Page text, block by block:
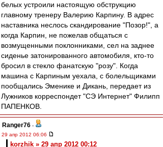
белых устроили настоящую обструкцию
главному тренеру Валерию Карпину. В адрес
наставника неслось скандирование "Позор!", а
когда Карпин, не пожелав общаться с
возмущенными поклонниками, сел на заднее
сиденье затонированного автомобиля, кто-то
бросил в стекло фанатскую "розу". Когда
машина с Карпиным уехала, с болельщиками
пообщались Эменике и Дикань, передает из
Лужников корреспондет "СЭ Интернет" Филипп
ПАПЕНКОВ.
Ranger76 -
29 апр 2012 06:06
korzhik » 29 апр 2012 00:12